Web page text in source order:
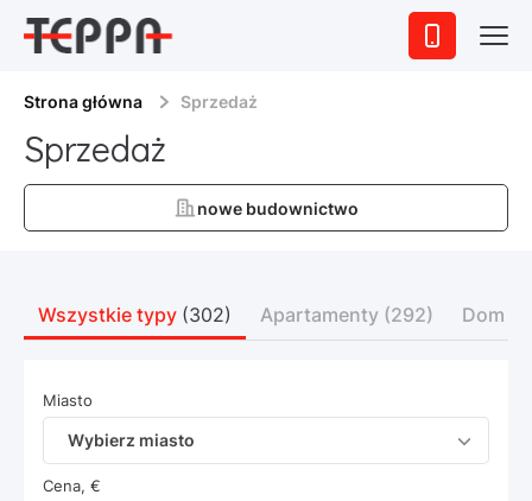
Strona główna Sprzedaż
Sprzedaż
nowe budownictwo
Wszystkie typy (302) Apartamenty (292) Dom
Miasto
Wybierz miasto
Cena, €